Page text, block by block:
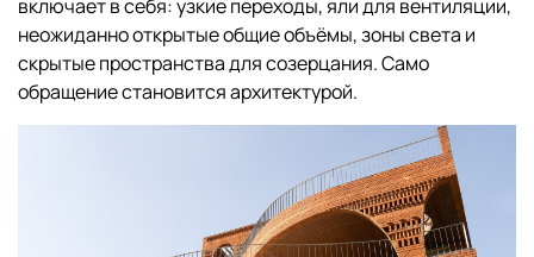
включает в себя: узкие переходы, яли для вентиляции,
неожиданно открытые общие объёмы, зоны света и
скрытые пространства для созерцания. Само
обращение становится архитектурой.